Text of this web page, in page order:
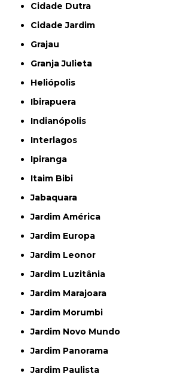
Cidade Dutra
Cidade Jardim
Grajau
Granja Julieta
Heliópolis
Ibirapuera
Indianópolis
Interlagos
Ipiranga
Itaim Bibi
Jabaquara
Jardim América
Jardim Europa
Jardim Leonor
Jardim Luzitânia
Jardim Marajoara
Jardim Morumbi
Jardim Novo Mundo
Jardim Panorama
Jardim Paulista